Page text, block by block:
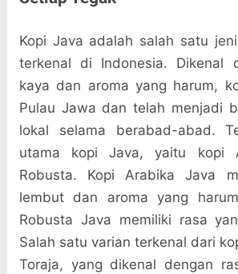
Kopi Java adalah salah satu
terkenal di Indonesia. Dikenal
kaya dan aroma yang harum,
Pulau Jawa dan telah menjadi
lokal selama berabad-abad.
utama kopi Java, yaitu kopi
Robusta. Kopi Arabika Java
lembut dan aroma yang
Robusta Java memiliki rasa
Salah satu varian terkenal dari
Toraja, yang dikenal dengan